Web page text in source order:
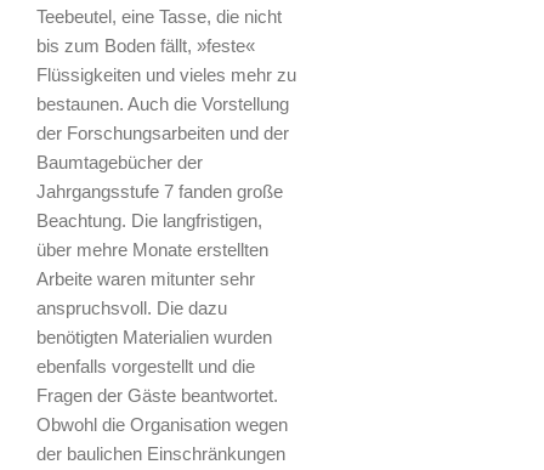
Teebeutel, eine Tasse, die nicht
bis zum Boden fällt, »feste«
Flüssigkeiten und vieles mehr zu
bestaunen. Auch die Vorstellung
der Forschungsarbeiten und der
Baumtagebücher der
Jahrgangsstufe 7 fanden große
Beachtung. Die langfristigen,
über mehre Monate erstellten
Arbeite waren mitunter sehr
anspruchsvoll. Die dazu
benötigten Materialien wurden
ebenfalls vorgestellt und die
Fragen der Gäste beantwortet.
Obwohl die Organisation wegen
der baulichen Einschränkungen